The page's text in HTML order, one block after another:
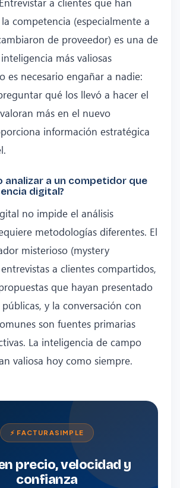
competencia (especialmente a
de proveedor) es una de
más valiosas
es necesario engañar a nadie:
qué los llevó a hacer el
más en el nuevo
información estratégica
analizar a un competidor que
digital?
no impide el análisis
metodologías diferentes. El
misterioso (mystery
a clientes compartidos,
que hayan presentado
y la conversación con
son fuentes primarias
La inteligencia de campo
valiosa hoy como siempre.
⚡ FACTURASIMPLE
precio, velocidad y
confianza